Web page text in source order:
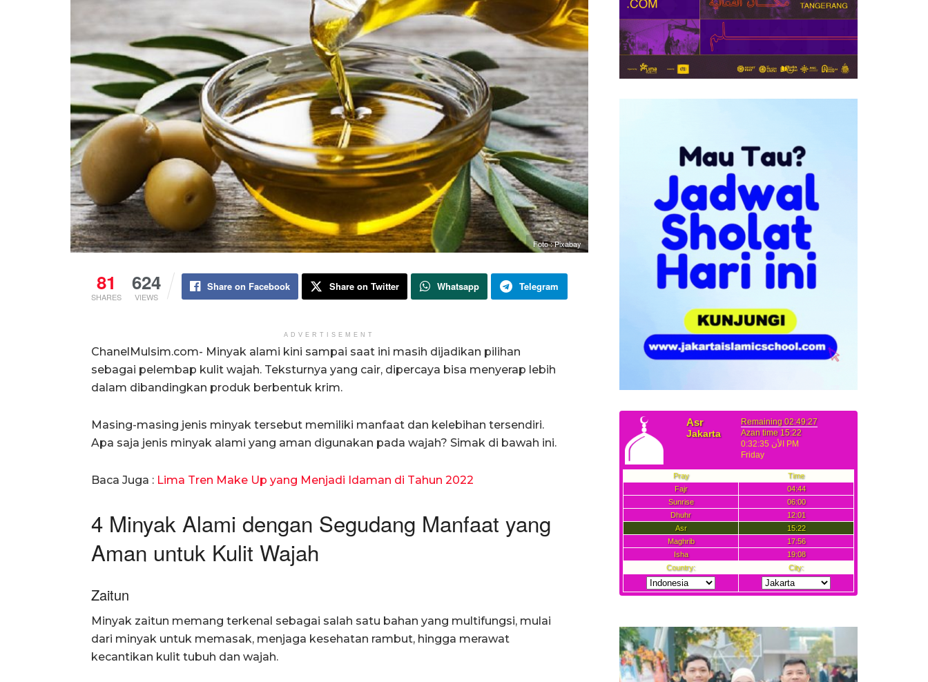
Foto : Pixabay
81
SHARES
624
VIEWS
Share on Facebook Share on Twitter Whatsapp Telegram
ADVERTISEMENT
ChanelMulsim.com- Minyak alami kini sampai saat ini masih dijadikan pilihan
sebagai pelembap kulit wajah. Teksturnya yang cair, dipercaya bisa menyerap lebih
dalam dibandingkan produk berbentuk krim.
Masing-masing jenis minyak tersebut memiliki manfaat dan kelebihan tersendiri.
Apa saja jenis minyak alami yang aman digunakan pada wajah? Simak di bawah ini.
Baca Juga : Lima Tren Make Up yang Menjadi Idaman di Tahun 2022
4 Minyak Alami dengan Segudang Manfaat yang
Aman untuk Kulit Wajah
Zaitun
Minyak zaitun memang terkenal sebagai salah satu bahan yang multifungsi, mulai
dari minyak untuk memasak, menjaga kesehatan rambut, hingga merawat
kecantikan kulit tubuh dan wajah.